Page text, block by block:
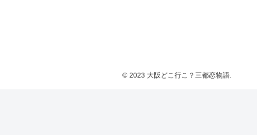
© 2023 大阪どこ行こ？三都恋物語.